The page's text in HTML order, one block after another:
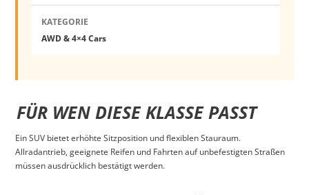
KATEGORIE
AWD & 4×4 Cars
FÜR WEN DIESE KLASSE PASST
Ein SUV bietet erhöhte Sitzposition und flexiblen Stauraum.
Allradantrieb, geeignete Reifen und Fahrten auf unbefestigten Straßen
müssen ausdrücklich bestätigt werden.